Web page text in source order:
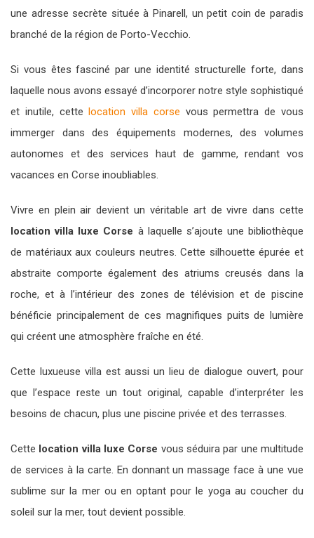
une adresse secrète située à Pinarell, un petit coin de paradis
branché de la région de Porto-Vecchio.
Si vous êtes fasciné par une identité structurelle forte, dans
laquelle nous avons essayé d’incorporer notre style sophistiqué
et inutile, cette
location villa corse vous permettra de vous
immerger dans des équipements modernes, des volumes
autonomes et des services haut de gamme, rendant vos
vacances en Corse inoubliables.
Vivre en plein air devient un véritable art de vivre dans cette
location villa luxe Corse à laquelle s’ajoute une bibliothèque
de matériaux aux couleurs neutres. Cette silhouette épurée et
abstraite comporte également des atriums creusés dans la
roche, et à l’intérieur des zones de télévision et de piscine
bénéficie principalement de ces magnifiques puits de lumière
qui créent une atmosphère fraîche en été.
Cette luxueuse villa est aussi un lieu de dialogue ouvert, pour
que l’espace reste un tout original, capable d’interpréter les
besoins de chacun, plus une piscine privée et des terrasses.
Cette location villa luxe Corse vous séduira par une multitude
de services à la carte. En donnant un massage face à une vue
sublime sur la mer ou en optant pour le yoga au coucher du
soleil sur la mer, tout devient possible.